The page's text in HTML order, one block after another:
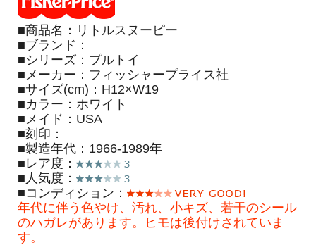
■商品名：リトルスヌーピー
■ブランド：
■シリーズ：プルトイ
■メーカー：フィッシャープライス社
■サイズ(cm)：H12×W19
■カラー：ホワイト
■メイド：USA
■刻印：
■製造年代：1966-1989年
■レア度：
■人気度：
■コンディション：
年代に伴う色やけ、汚れ、小キズ、若干のシール
のハガレがあります。ヒモは後付けされていま
す。